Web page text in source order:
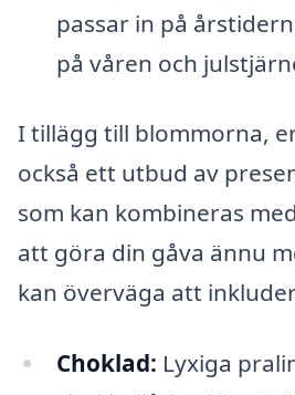
passar in på
på våren och
I tillägg till blommorna,
också ett utbud av
som kan kombineras
att göra din gåva ännu
kan överväga att
Choklad: Lyxiga